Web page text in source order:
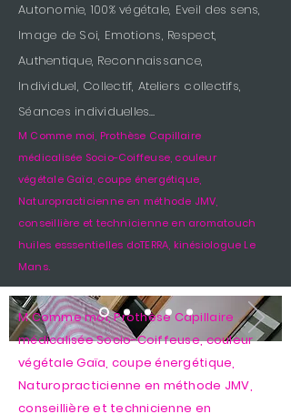
Autonomie, 100% végétale, Eveil des sens,
Image de Soi, Emotions, Respect,
Authentique, Reconnaissance,
Individuel, Collectif, Ateliers collectifs,
Séances individuelles…
M Comme moi, Prothèse Capillaire
médicalisée Socio-Coiffeuse, couleur
végétale Gaïa, coupe énergétique,
Naturopracticienne en méthode JMV,
conseillière et technicienne en aromatouch
huiles esssentielles doTERRA, kinésiologue Le
Mans.
M Comme moi, Prothèse Capillaire
médicalisée Socio-Coiffeuse, couleur
végétale Gaïa, coupe énergétique,
Naturopracticienne en méthode JMV,
conseillière et technicienne en